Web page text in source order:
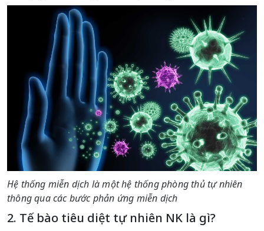
Hệ thống miễn dịch là một hệ thống phòng thủ tự nhiên
thông qua các bước phản ứng miễn dịch
2. Tế bào tiêu diệt tự nhiên NK là gì?